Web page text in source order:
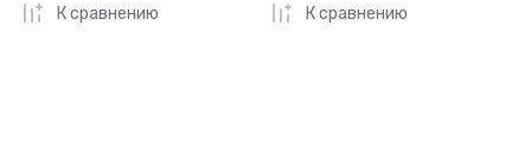
К сравнению К сравнению